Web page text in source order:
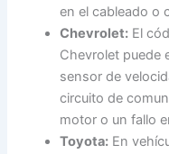
en el cableado o
Chevrolet: El
Chevrolet puede
sensor de
circuito de
motor o un fallo
Toyota: En